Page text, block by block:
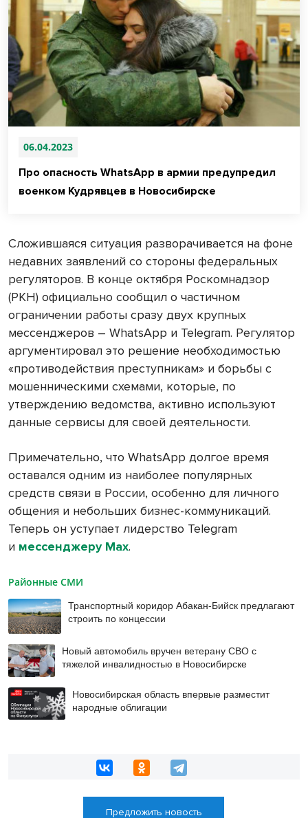
06.04.2023
Про опасность WhatsApp в армии предупредил
военком Кудрявцев в Новосибирске
Сложившаяся ситуация разворачивается на фоне
недавних заявлений со стороны федеральных
регуляторов. В конце октября Роскомнадзор
(РКН) официально сообщил о частичном
ограничении работы сразу двух крупных
мессенджеров – WhatsApp и Telegram. Регулятор
аргументировал это решение необходимостью
«противодействия преступникам» и борьбы с
мошенническими схемами, которые, по
утверждению ведомства, активно используют
данные сервисы для своей деятельности.
Примечательно, что WhatsApp долгое время
оставался одним из наиболее популярных
средств связи в России, особенно для личного
общения и небольших бизнес-коммуникаций.
Теперь он уступает лидерство Telegram
и мессенджеру Max.
Районные СМИ
Транспортный коридор Абакан-Бийск предлагают
строить по концессии
Новый автомобиль вручен ветерану СВО с
тяжелой инвалидностью в Новосибирске
Новосибирская область впервые разместит
народные облигации
Предложить новость